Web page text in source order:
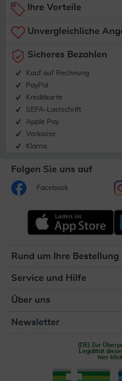
Ihre Vorteile
Unvergleichliche
Sicheres Bezahlen
Kauf auf Rechnung
PayPal
Kreditkarte
SEPA-Lastschrift
Apple Pay
Vorkasse
Klarna
Folgen Sie uns auf
Facebook
Rund um Ihre Bestellung
Service und Hilfe
Über uns
Newsletter
(DE) Zur
Legalität
hier